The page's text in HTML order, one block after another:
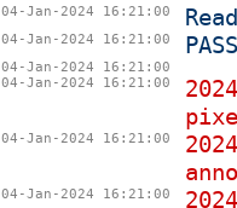
04-Jan-2024 16:21:00
04-Jan-2024 16:21:00
04-Jan-2024 16:21:00
04-Jan-2024 16:21:00
04-Jan-2024 16:21:00
04-Jan-2024 16:21:00